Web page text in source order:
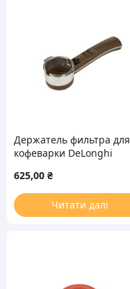
Держатель фильтра для
кофеварки DeLonghi
625,00 ₴
Читати далі